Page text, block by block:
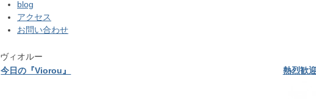
blog
アクセス
お問い合わせ
ヴィオルー
今日の『Viorou』
熱烈歓